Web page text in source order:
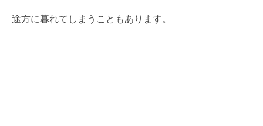
途方に暮れてしまうこともあります。